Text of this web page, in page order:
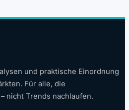
und praktische Einordnung
Für alle, die
nicht Trends nachlaufen.